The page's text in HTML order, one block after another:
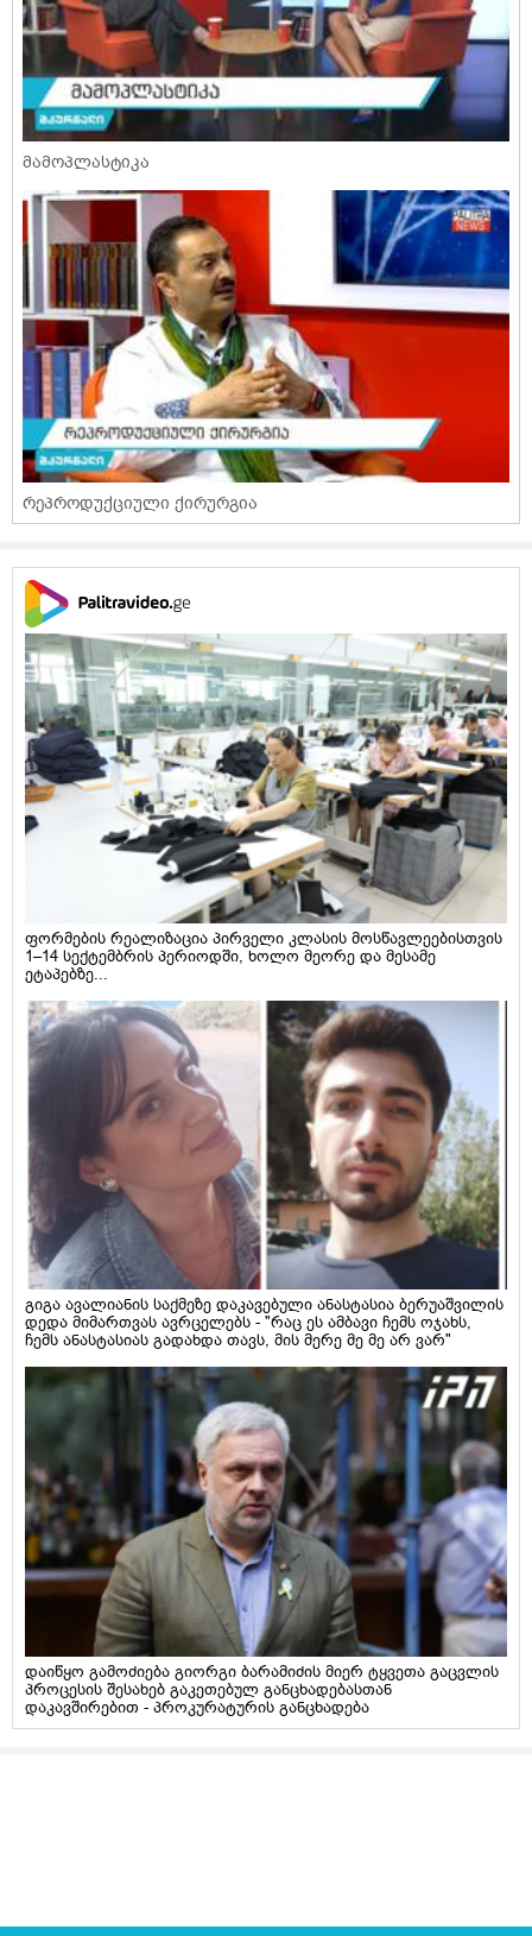
მამოპლასტიკა
რეპროდუქციული ქირურგია
ფორმების რეალიზაცია პირველი კლასის მოსწავლეებისთვის
1–14 სექტემბრის პერიოდში, ხოლო მეორე და მესამე
ეტაპებზე...
გიგა ავალიანის საქმეზე დაკავებული ანასტასია ბერუაშვილის
დედა მიმართვას ავრცელებს - "რაც ეს ამბავი ჩემს ოჯახს,
ჩემს ანასტასიას გადახდა თავს, მის მერე მე მე არ ვარ"
დაიწყო გამოძიება გიორგი ბარამიძის მიერ ტყვეთა გაცვლის
პროცესის შესახებ გაკეთებულ განცხადებასთან
დაკავშირებით - პროკურატურის განცხადება